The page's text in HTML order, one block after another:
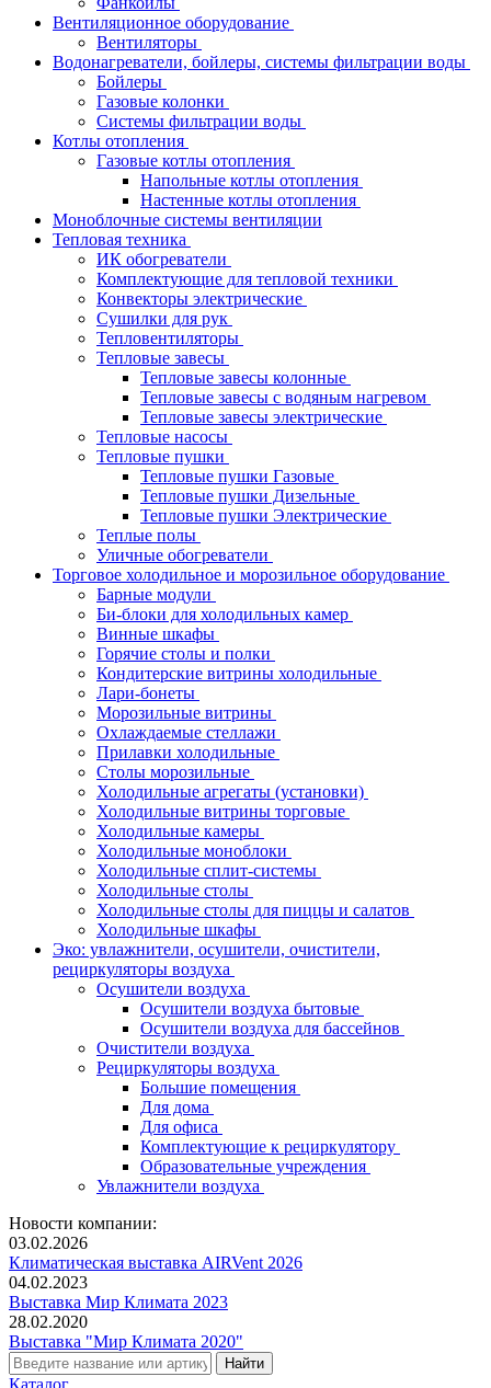
Вентиляционное оборудование
Вентиляторы
Водонагреватели, бойлеры, системы фильтрации воды
Бойлеры
Газовые колонки
Системы фильтрации воды
Котлы отопления
Газовые котлы отопления
Напольные котлы отопления
Настенные котлы отопления
Моноблочные системы вентиляции
Тепловая техника
ИК обогреватели
Комплектующие для тепловой техники
Конвекторы электрические
Сушилки для рук
Тепловентиляторы
Тепловые завесы
Тепловые завесы колонные
Тепловые завесы с водяным нагревом
Тепловые завесы электрические
Тепловые насосы
Тепловые пушки
Тепловые пушки Газовые
Тепловые пушки Дизельные
Тепловые пушки Электрические
Теплые полы
Уличные обогреватели
Торговое холодильное и морозильное оборудование
Барные модули
Би-блоки для холодильных камер
Винные шкафы
Горячие столы и полки
Кондитерские витрины холодильные
Лари-бонеты
Морозильные витрины
Охлаждаемые стеллажи
Прилавки холодильные
Столы морозильные
Холодильные агрегаты (установки)
Холодильные витрины торговые
Холодильные камеры
Холодильные моноблоки
Холодильные сплит-системы
Холодильные столы
Холодильные столы для пиццы и салатов
Холодильные шкафы
Эко: увлажнители, осушители, очистители,
рециркуляторы воздуха
Осушители воздуха
Осушители воздуха бытовые
Осушители воздуха для бассейнов
Очистители воздуха
Рециркуляторы воздуха
Большие помещения
Для дома
Для офиса
Комплектующие к рециркулятору
Образовательные учреждения
Увлажнители воздуха
Новости компании:
03.02.2026
Климатическая выставка AIRVent 2026
04.02.2023
Выставка Мир Климата 2023
28.02.2020
Выставка "Мир Климата 2020"
Каталог